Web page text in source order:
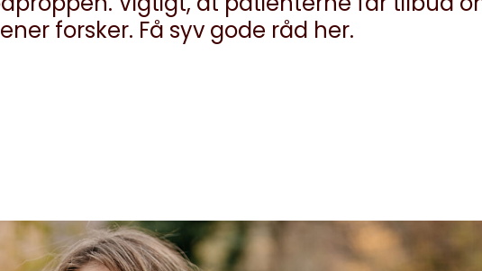
forsker. Få syv gode råd her.